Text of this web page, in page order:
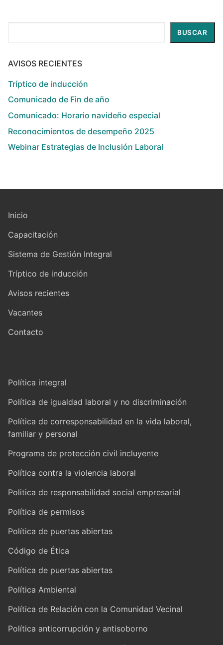
BUSCAR
AVISOS RECIENTES
Tríptico de inducción
Comunicado de Fin de año
Comunicado: Horario navideño especial
Reconocimientos de desempeño 2025
Webinar Estrategias de Inclusión Laboral
Inicio
Capacitación
Sistema de Gestión Integral
Tríptico de inducción
Avisos recientes
Vacantes
Contacto
Política integral
Política de igualdad laboral y no discriminación
Política de corresponsabilidad en la vida laboral,
familiar y personal
Programa de protección civil incluyente
Política contra la violencia laboral
Politica de responsabilidad social empresarial
Política de permisos
Política de puertas abiertas
Código de Ética
Política de puertas abiertas
Política Ambiental
Política de Relación con la Comunidad Vecinal
Política anticorrupción y antisoborno